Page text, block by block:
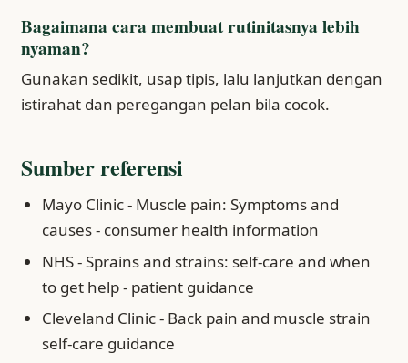
Bagaimana cara membuat rutinitasnya lebih
nyaman?
Gunakan sedikit, usap tipis, lalu lanjutkan dengan
istirahat dan peregangan pelan bila cocok.
Sumber referensi
Mayo Clinic - Muscle pain: Symptoms and
causes - consumer health information
NHS - Sprains and strains: self-care and when
to get help - patient guidance
Cleveland Clinic - Back pain and muscle strain
self-care guidance